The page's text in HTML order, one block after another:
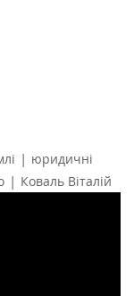
| юридичні
| Коваль Віталій